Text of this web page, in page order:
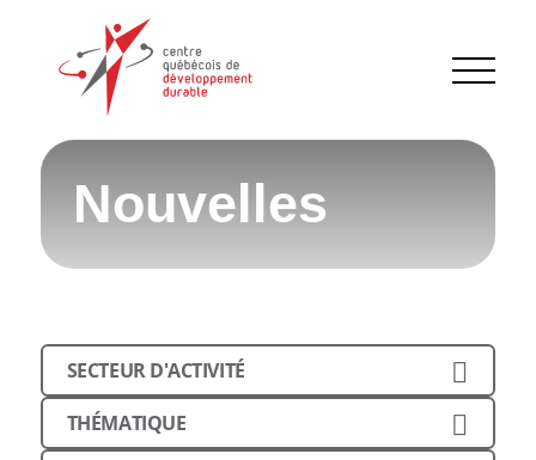
Nouvelles
SECTEUR D'ACTIVITÉ
THÉMATIQUE